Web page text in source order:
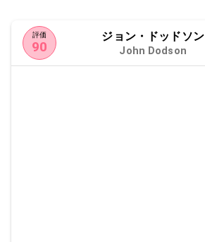
評価
90
ジョン・ドッドソン
John Dodson